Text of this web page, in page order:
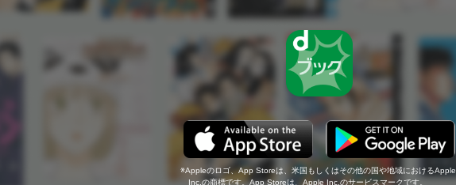
Appleのロゴ、App Storeは、米国もしくはその他の国や地域におけるApple
Inc.の商標です。App Storeは、Apple Inc.のサービスマークです。